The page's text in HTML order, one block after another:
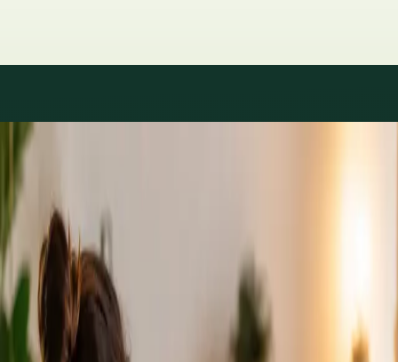
Áreas de especialidad
Consultas con especialistas
disponibles
Los perfiles se actualizan a medida que el equipo crece.
2